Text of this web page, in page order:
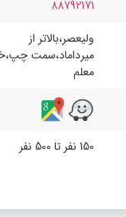
88792171
ولیعصر،بالاتر از
میرداماد،سمت
معلم
150 نفر تا 500 نفر